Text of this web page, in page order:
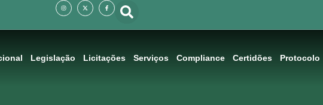
I
n
s
t
g
X
-
t
w
t
F
a
c
e
o
Legislação Licitações Serviços Compliance Certidões Protocolo